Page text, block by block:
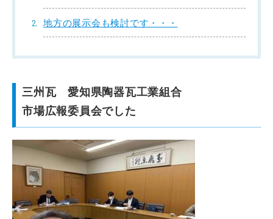
地方の展示会も検討です・・・
三州瓦 愛知県陶器瓦工業組合
市場広報委員会でした